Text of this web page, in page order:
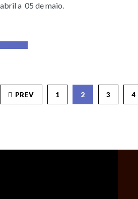
abril a 05 de maio.
PREV 1 2 3 4